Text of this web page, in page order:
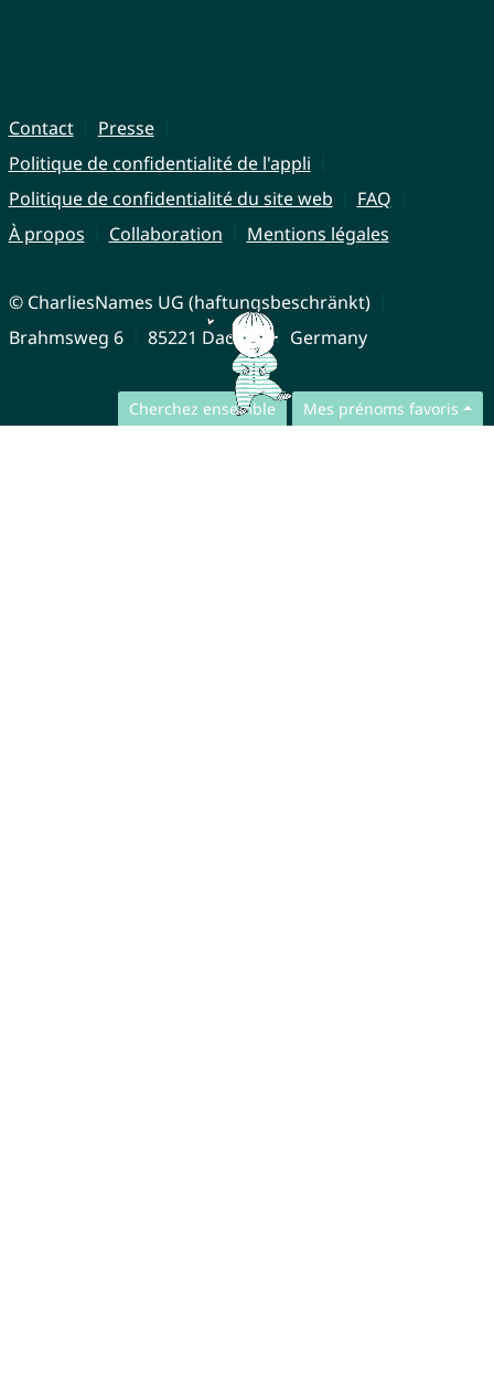
Cherchez ensemble Mes prénoms favoris
Contact
Presse
Politique de confidentialité de l'appli
Politique de confidentialité du site web
FAQ
À propos
Collaboration Mentions légales
© CharliesNames UG (haftungsbeschränkt)
Brahmsweg 6
85221 Dachau Germany